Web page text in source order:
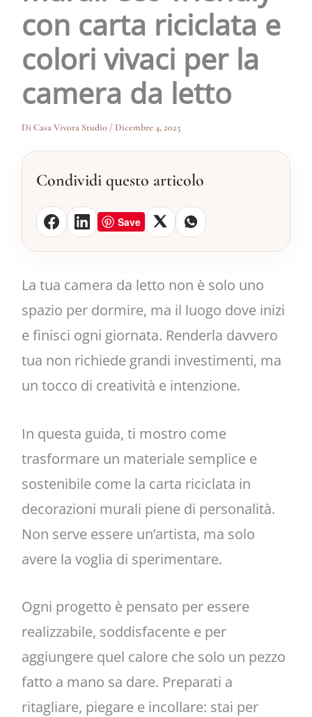
con carta riciclata e
colori vivaci per la
camera da letto
Di Casa Vivora Studio/ Dicembre 4, 2025
Condividi questo articolo
Save
La tua camera da letto non è solo uno
spazio per dormire, ma il luogo dove inizi
e finisci ogni giornata. Renderla davvero
tua non richiede grandi investimenti, ma
un tocco di creatività e intenzione.
In questa guida, ti mostro come
trasformare un materiale semplice e
sostenibile come la carta riciclata in
decorazioni murali piene di personalità.
Non serve essere un’artista, ma solo
avere la voglia di sperimentare.
Ogni progetto è pensato per essere
realizzabile, soddisfacente e per
aggiungere quel calore che solo un pezzo
fatto a mano sa dare. Preparati a
ritagliare, piegare e incollare: stai per